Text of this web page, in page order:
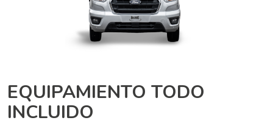
EQUIPAMIENTO TODO
INCLUIDO